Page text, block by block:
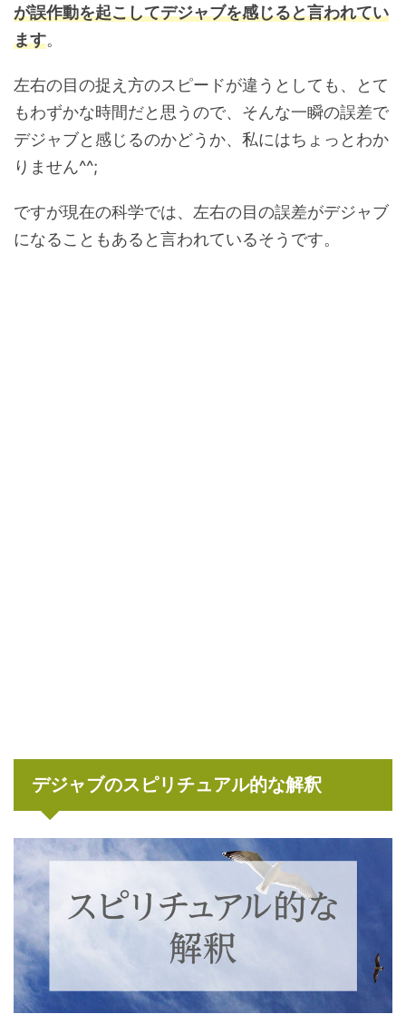
が誤作動を起こしてデジャブを感じると言われてい
ます。
左右の目の捉え方のスピードが違うとしても、とて
もわずかな時間だと思うので、そんな一瞬の誤差で
デジャブと感じるのかどうか、私にはちょっとわか
りません^^;
ですが現在の科学では、左右の目の誤差がデジャブ
になることもあると言われているそうです。
デジャブのスピリチュアル的な解釈